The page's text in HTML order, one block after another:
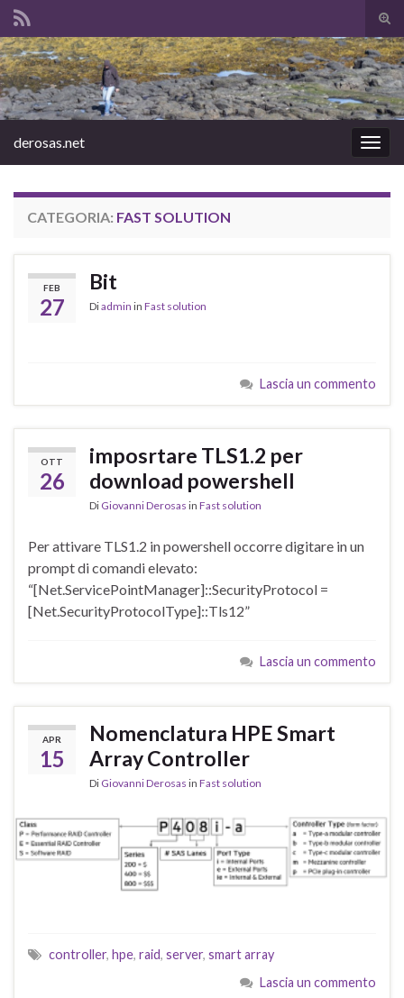
il
di
Search for:
la
derosas.net
CATEGORIA: FAST SOLUTION
FEB
27
Bit
Diadmin in Fast solution
Lascia un commento
OTT
26
imposrtare TLS1.2 per
download powershell
Di Giovanni Derosas in Fast solution
Per attivare TLS1.2 in powershell occorre digitare in un
prompt di comandi elevato:
“[Net.ServicePointManager]::SecurityProtocol =
[Net.SecurityProtocolType]::Tls12”
Lascia un commento
APR
15
Nomenclatura HPE Smart
Array Controller
Di Giovanni Derosas in Fast solution
controller, hpe, raid, server, smart array
Lascia un commento